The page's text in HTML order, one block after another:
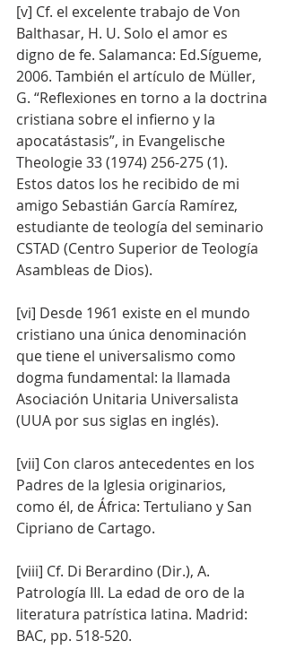
[v] Cf. el excelente trabajo de Von
Balthasar, H. U. Solo el amor es
digno de fe. Salamanca: Ed.Sígueme,
2006. También el artículo de Müller,
G. “Reflexiones en torno a la doctrina
cristiana sobre el infierno y la
apocatástasis”, in Evangelische
Theologie 33 (1974) 256-275 (1).
Estos datos los he recibido de mi
amigo Sebastián García Ramírez,
estudiante de teología del seminario
CSTAD (Centro Superior de Teología
Asambleas de Dios).
[vi] Desde 1961 existe en el mundo
cristiano una única denominación
que tiene el universalismo como
dogma fundamental: la llamada
Asociación Unitaria Universalista
(UUA por sus siglas en inglés).
[vii] Con claros antecedentes en los
Padres de la Iglesia originarios,
como él, de África: Tertuliano y San
Cipriano de Cartago.
[viii] Cf. Di Berardino (Dir.), A.
Patrología III. La edad de oro de la
literatura patrística latina. Madrid:
BAC, pp. 518-520.